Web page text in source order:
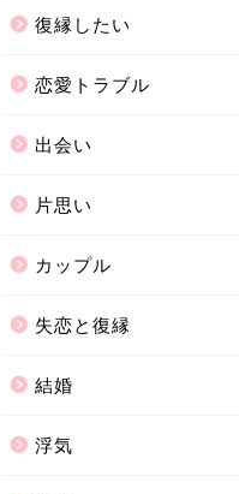
復縁したい
恋愛トラブル
出会い
片思い
カップル
失恋と復縁
結婚
浮気